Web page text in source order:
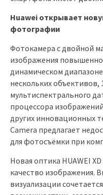
Huawei открывает
фотографии
Фотокамера с двойной
изображения
динамическом
нескольких объективов,
мультиспектрального
процессора
других инновационных
Camera предлагает
для фотосъёмки при
Новая оптика HUAWEI
качество изображения.
визуализации